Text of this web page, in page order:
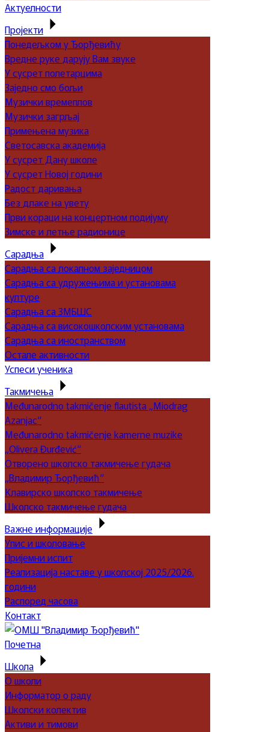
Актуелности
Пројекти
Понедељком у Ђорђевићу
Вредне руке дарују Вам звуке
У сусрет полетарцима
Заједно смо бољи
Музички времеплов
Музички загрљај
Примењена музика
Светосавска академија
У сусрет Дану школе
У сусрет Новој години
Радост даривања
Без длаке на увету
Први кораци на концертном подијуму
Зимске и летње радионице
Сарадња
Сарадња са локалном заједницом
Сарадња са удружењима и установама
културе
Сарадња са ЗМБШС
Сарадња са високошколским установама
Сарадња са иностранством
Остале активности
Успеси ученика
Такмичења
Međunarodno takmičenje flautista „Miodrag
Azanjac“
Međunarodno takmičenje kamerne muzike
„Olivera Đurđević“
Отворено школско такмичење гудача
„Владимир Ђорђевић“
Клавирско школско такмичење
Школско такмичење гудача
Важне информације
Упис и школовање
Пријемни испит
Реализација наставе у школској 2025/2026.
години
Распоред часова
Контакт
Почетна
Школа
О школи
Информатор о раду
Школски колектив
Активи и тимови